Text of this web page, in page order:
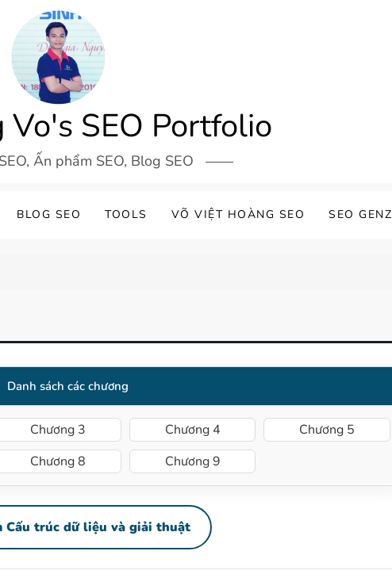
SEO Portfolio
Ấn phẩm SEO, Blog SEO
BLOG SEO TOOLS VÕ VIỆT HOÀNG SEO SEO GENZ
Danh sách các chương
Chương 3 Chương 4
Chương 5
Chương 8 Chương 9
Cấu trúc dữ liệu và giải thuật